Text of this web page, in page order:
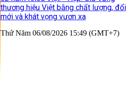
thương hiệu Việt bằng chất lượng, đổi
mới và khát vọng vươn xa
Thứ Năm 06/08/2026 15:49 (GMT+7)